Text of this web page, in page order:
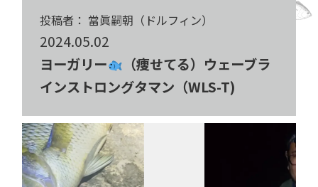
投稿者： 當眞嗣朝（ドルフィン）
2024.05.02
ヨーガリー
（痩せてる）ウェーブラ
インストロングタマン（WLS-T)